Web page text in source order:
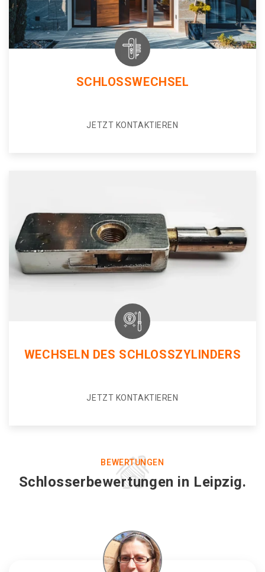
SCHLOSSWECHSEL
JETZT KONTAKTIEREN
WECHSELN DES SCHLOSSZYLINDERS
JETZT KONTAKTIEREN
BEWERTUNGEN
Schlosserbewertungen in Leipzig.